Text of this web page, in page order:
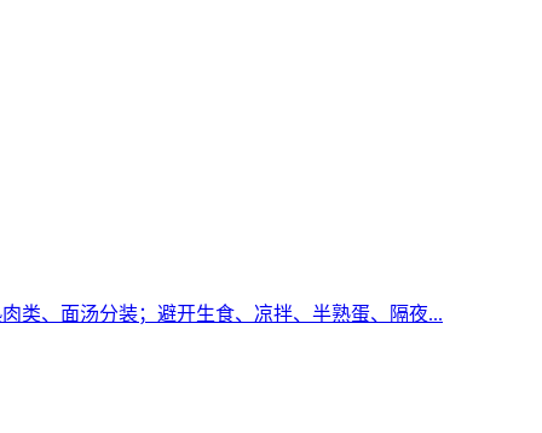
类、面汤分装；避开生食、凉拌、半熟蛋、隔夜...